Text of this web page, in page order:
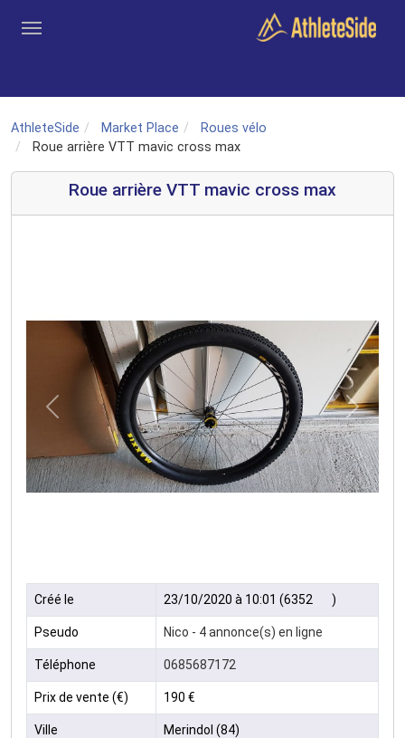
AthleteSide Market Place
Roues vélo
Roue arrière VTT mavic cross max
Roue arrière VTT mavic cross max
Précédent
Créé le 23/10/2020 à 10:01 (6352 )
Pseudo Nico - 4 annonce(s) en ligne
Téléphone 0685687172
Prix de vente (€) 190 €
Ville Merindol (84)